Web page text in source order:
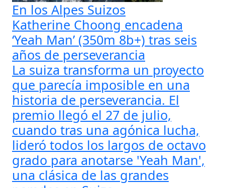
En los Alpes Suizos
Katherine Choong encadena
‘Yeah Man’ (350m 8b+) tras seis
años de perseverancia
La suiza transforma un proyecto
que parecía imposible en una
historia de perseverancia. El
premio llegó el 27 de julio,
cuando tras una agónica lucha,
lideró todos los largos de octavo
grado para anotarse 'Yeah Man',
una clásica de las grandes